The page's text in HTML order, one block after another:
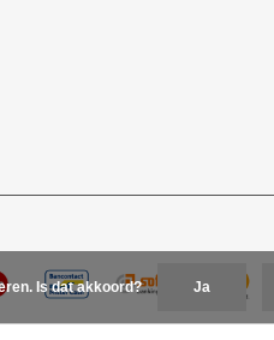
Is dat akkoord? Ja